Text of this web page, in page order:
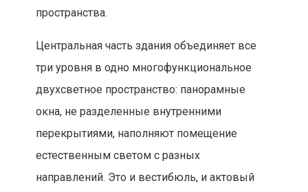
пространства.
Центральная часть здания объединяет все
три уровня в одно многофункциональное
двухсветное пространство: панорамные
окна, не разделенные внутренними
перекрытиями, наполняют помещение
естественным светом с разных
направлений. Это и вестибюль, и актовый